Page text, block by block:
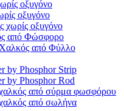
οξυγόνο
οξυγόνο
χωρίς οξυγόνο
από Φώσφορο
από Φύλλο
by Phosphor Strip
by Phosphor Rod
από σύρμα φωσφόρου
από σωλήνα